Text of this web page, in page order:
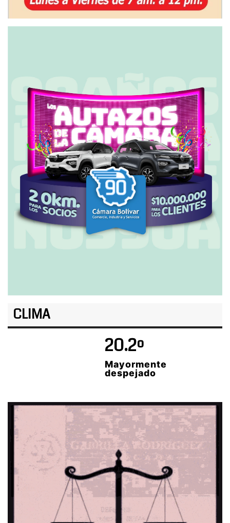
CLIMA
20.2º
Mayormente
despejado